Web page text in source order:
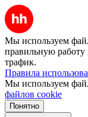
Мы используем
правильную работу
трафик.
Правила
Мы используем
файлов cookie
Понятно